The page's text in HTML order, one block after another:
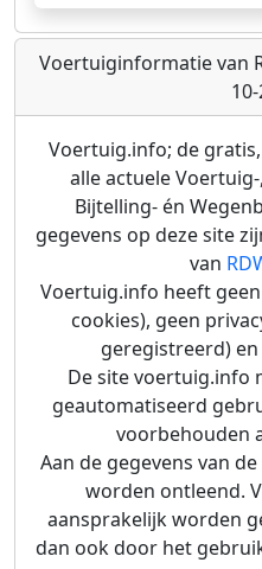
Voertuiginformatie van
Voertuig.info; de
alle actuele
Bijtelling- én
gegevens op deze site
van
Voertuig.info heeft
cookies), geen
geregistreerd)
De site voertuig.info
geautomatiseerd
voorbehouden
Aan de gegevens van
worden ontleend.
aansprakelijk worden
dan ook door het